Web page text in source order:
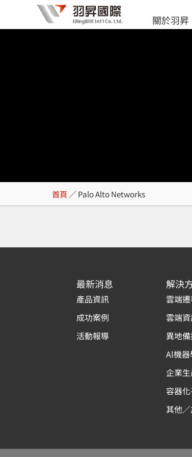
至
關於羽昇
Palo Alto
首頁 ／Palo Alto Networks
最新消息
產品資訊
成功案例
活動報導
解決
雲端
雲端
異地
Al機
企業
容器
其他